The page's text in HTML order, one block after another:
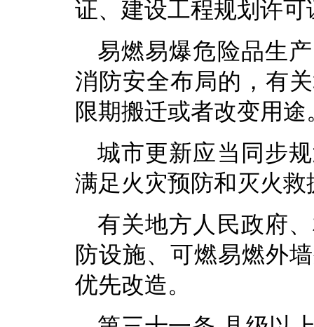
证、建设工程规划许可
易燃易爆危险品生
消防安全布局的，有
限期搬迁或者改变用途
城市更新应当同步
满足火灾预防和灭火
有关地方人民政府
防设施、可燃易燃外
优先改造。